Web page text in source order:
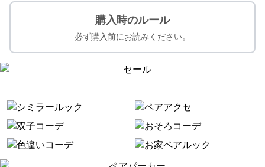
購入時のルール
必ず購入前にお読みください。